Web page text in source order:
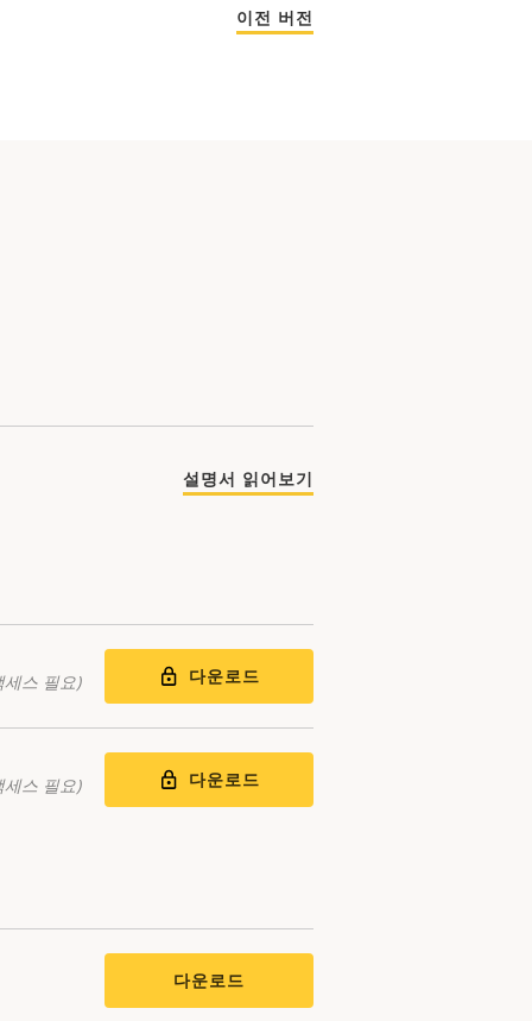
이전 버전
설명서 읽어보기
세스 필요) 다운로드
세스 필요) 다운로드
다운로드